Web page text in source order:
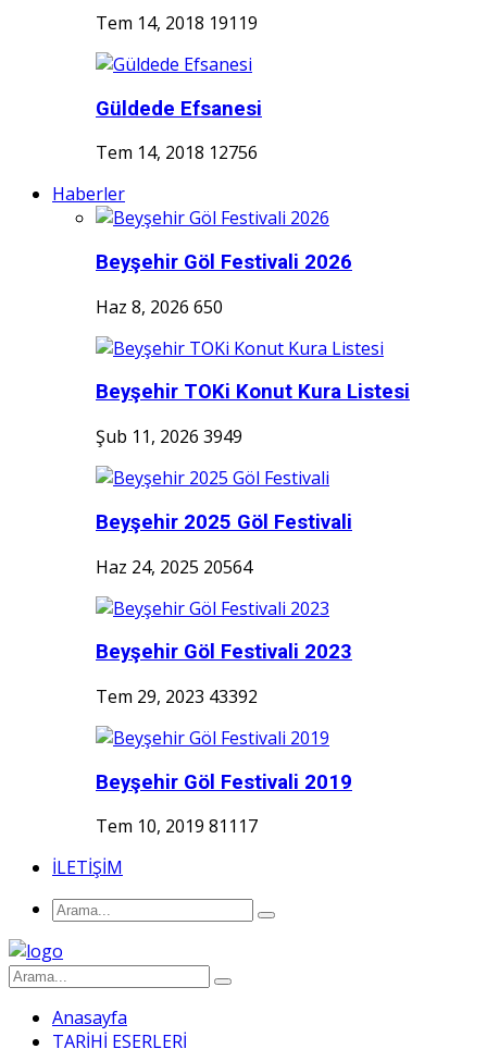
Tem 14, 2018 19119
Güldede Efsanesi
Tem 14, 2018 12756
Haberler
Beyşehir Göl Festivali 2026
Haz 8, 2026 650
Beyşehir TOKi Konut Kura Listesi
Şub 11, 2026 3949
Beyşehir 2025 Göl Festivali
Haz 24, 2025 20564
Beyşehir Göl Festivali 2023
Tem 29, 2023 43392
Beyşehir Göl Festivali 2019
Tem 10, 2019 81117
İLETİŞİM
Anasayfa
TARİHİ ESERLERİ